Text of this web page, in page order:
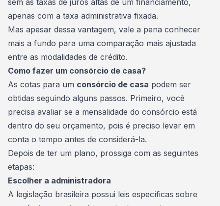
sem as taxas de juros altas de um financiamento,
apenas com a taxa administrativa fixada.
Mas apesar dessa vantagem, vale a pena conhecer
mais a fundo para uma comparação mais ajustada
entre as modalidades de crédito.
Como fazer um consórcio de casa?
As cotas para um consórcio de casa podem ser
obtidas seguindo alguns passos. Primeiro, você
precisa avaliar se a mensalidade do consórcio está
dentro do seu orçamento, pois é preciso levar em
conta o tempo antes de considerá-la.
Depois de ter um plano, prossiga com as seguintes
etapas:
Escolher a administradora
A legislação brasileira possui leis específicas sobre